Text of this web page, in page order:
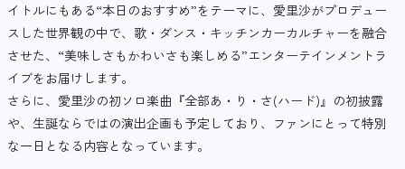
イトルにもある“本日のおすすめ”をテーマに、愛里沙がプロデュー
スした世界観の中で、歌・ダンス・キッチンカーカルチャーを融合
させた、“美味しさもかわいさも楽しめる”エンターテインメントラ
イブをお届けします。
さらに、愛里沙の初ソロ楽曲『全部あ・り・さ(ハード)』の初披露
や、生誕ならではの演出企画も予定しており、ファンにとって特別
な一日となる内容となっています。